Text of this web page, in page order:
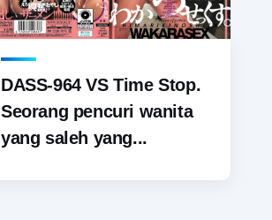
DASS-964 VS Time Stop.
Seorang pencuri wanita
yang saleh yang...